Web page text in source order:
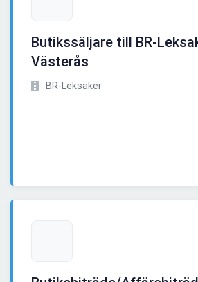
Butikssäljare till BR-
Västerås
BR-Leksaker